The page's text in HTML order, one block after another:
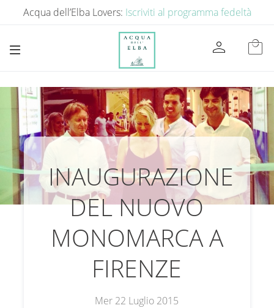
Acqua dell’Elba Lovers: Iscriviti al programma fedeltà
person local_mall
INAUGURAZIONE
DEL NUOVO
MONOMARCA A
FIRENZE
Mer 22 Luglio 2015